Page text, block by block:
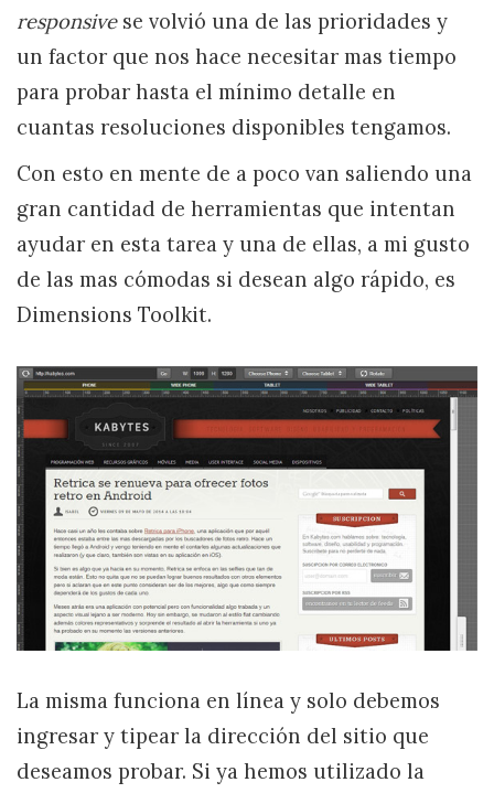
responsivese volvió una de las prioridades y
un factor que nos hace necesitar mas tiempo
para probar hasta el mínimo detalle en
cuantas resoluciones disponibles tengamos.
Con esto en mente de a poco van saliendo una
gran cantidad de herramientas que intentan
ayudar en esta tarea y una de ellas, a mi gusto
de las mas cómodas si desean algo rápido, es
Dimensions Toolkit.
La misma funciona en línea y solo debemos
ingresar y tipear la dirección del sitio que
deseamos probar. Si ya hemos utilizado la